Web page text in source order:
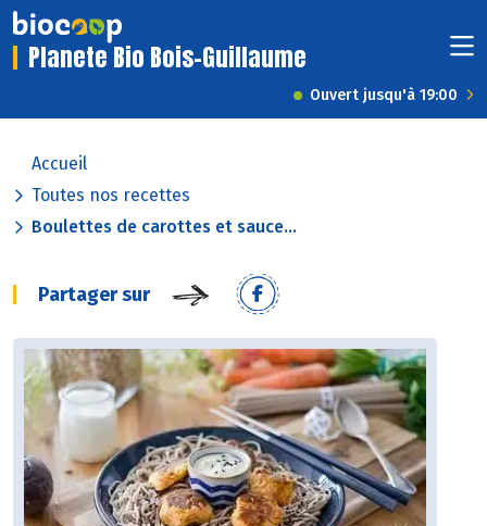
Planete Bio Bois-Guillaume
Ouvert jusqu'à 19:00
Accueil
Toutes nos recettes
Boulettes de carottes et sauce...
Partager sur